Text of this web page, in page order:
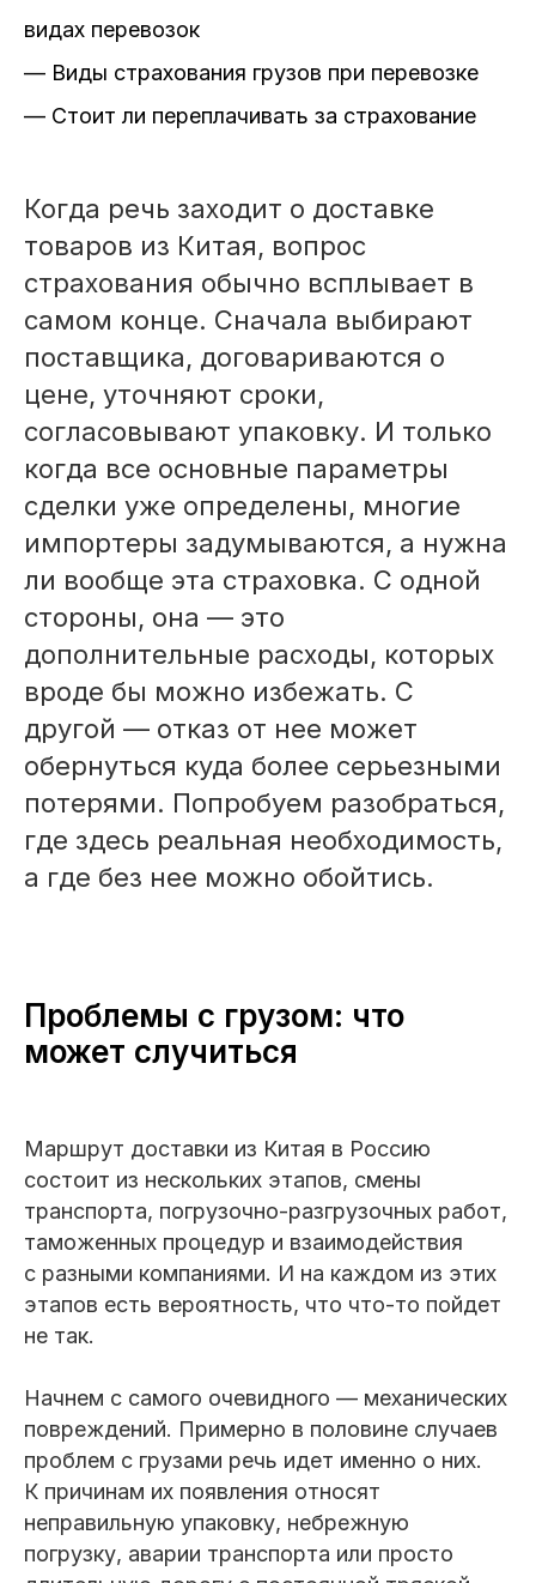
видах перевозок
— Виды страхования грузов при перевозке
— Стоит ли переплачивать за страхование
Когда речь заходит о доставке
товаров из Китая, вопрос
страхования обычно всплывает в
самом конце. Сначала выбирают
поставщика, договариваются о
цене, уточняют сроки,
согласовывают упаковку. И только
когда все основные параметры
сделки уже определены, многие
импортеры задумываются, а нужна
ли вообще эта страховка. С одной
стороны, она — это
дополнительные расходы, которых
вроде бы можно избежать. С
другой — отказ от нее может
обернуться куда более серьезными
потерями. Попробуем разобраться,
где здесь реальная необходимость,
а где без нее можно обойтись.
Проблемы с грузом: что
может случиться
Маршрут доставки из Китая в Россию
состоит из нескольких этапов, смены
транспорта, погрузочно-разгрузочных работ,
таможенных процедур и взаимодействия
с разными компаниями. И на каждом из этих
этапов есть вероятность, что что-то пойдет
не так.
Начнем с самого очевидного — механических
повреждений. Примерно в половине случаев
проблем с грузами речь идет именно о них.
К причинам их появления относят
неправильную упаковку, небрежную
погрузку, аварии транспорта или просто